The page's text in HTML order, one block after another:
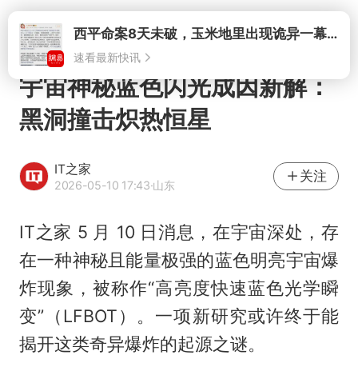
打开
宇宙神秘蓝色闪光成因新解：
黑洞撞击炽热恒星
IT之家
2026-05-10 17:43·山东
关注
IT之家 5 月 10 日消息，在宇宙深处，存
在一种神秘且能量极强的蓝色明亮宇宙爆
炸现象，被称作“高亮度快速蓝色光学瞬
变”（LFBOT）。一项新研究或许终于能
揭开这类奇异爆炸的起源之谜。